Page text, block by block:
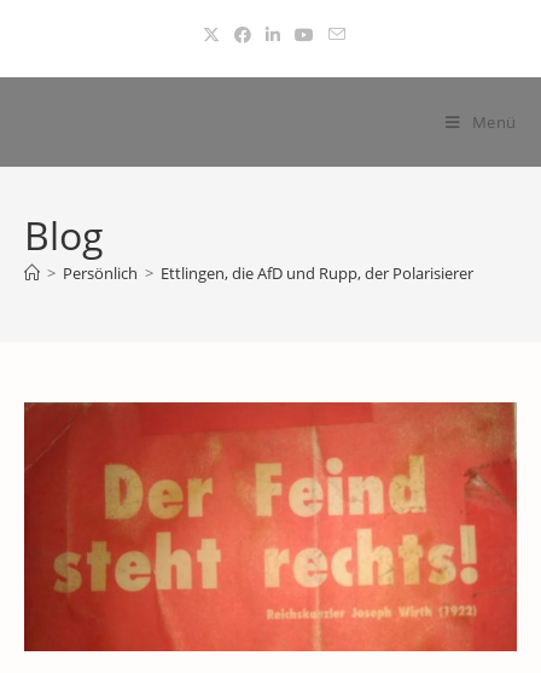
springen
Menü
Blog
> Persönlich > Ettlingen, die AfD und Rupp, der Polarisierer